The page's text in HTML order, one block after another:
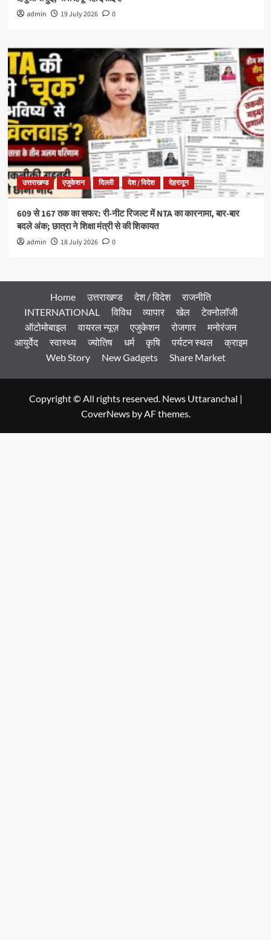
admin 19 July 2026 0
उत्तराखण्ड एजुकेशन दिल्ली देश / विदेश देहरादून
609 से 167 तक का सफर: री-नीट रिजल्ट में NTA का कारनामा, बार-बार
बदले अंक; छात्रा ने शिक्षा मंत्री से की शिकायत
admin 18 July 2026 0
Home उत्तराखण्ड देश / विदेश
राजनीति
INTERNATIONAL
विविध व्यापार खेल
टेक्नोलॉजी
ऑटोमोबाइल
वायरल न्यूज़ एजुकेशन रोजगार
मनोरंजन
आयुर्वेद
स्वास्थ्य ज्योतिष धर्म कृषि पर्यटन स्थल
क्राइम
Web Story
New Gadgets Share Market
Copyright © All rights reserved. News Uttaranchal |
CoverNewsby AF themes.